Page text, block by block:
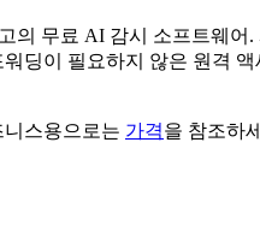
의 무료 AI 감시 소프트웨
딩이 필요하지 않은 원격
니스용으로는 가격을 참조하